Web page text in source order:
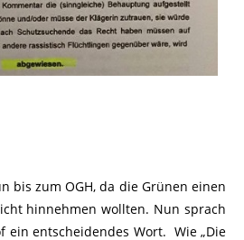
bis zum OGH, da die Grünen einen
hinnehmen wollten. Nun sprach
ein entscheidendes Wort. Wie „Die